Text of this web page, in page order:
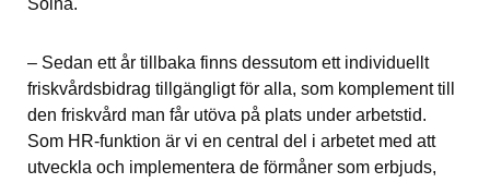
Solna.
– Sedan ett år tillbaka finns dessutom ett individuellt
friskvårdsbidrag tillgängligt för alla, som komplement till
den friskvård man får utöva på plats under arbetstid.
Som HR-funktion är vi en central del i arbetet med att
utveckla och implementera de förmåner som erbjuds,